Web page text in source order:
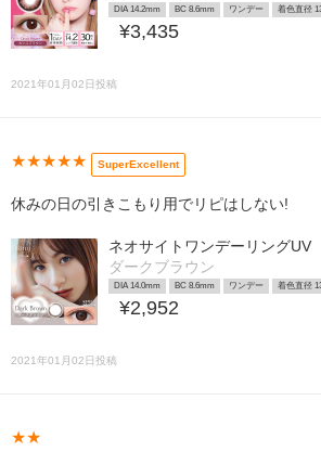
DIA 14.2mm BC 8.6mm ワンデー 着色直径
¥3,435
2021年01月02日投稿
★★★★★ SuperExcellent
休みの日の引きこもり用でリピはしない!
ネオサイトワンデーリングUV
ダークブラウン
DIA 14.0mm BC 8.6mm ワンデー 着色直径
¥2,952
2021年01月02日投稿
★★